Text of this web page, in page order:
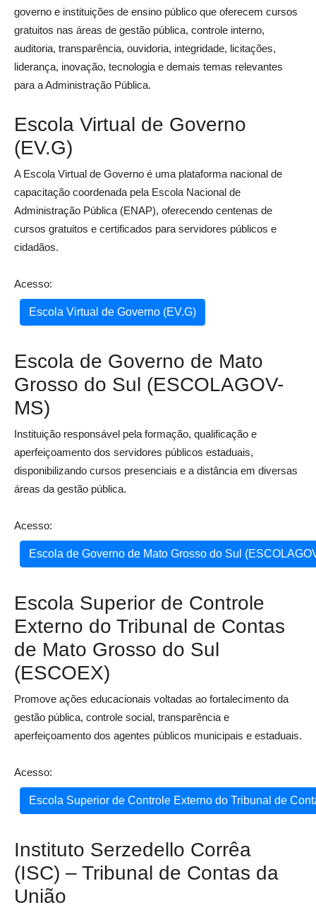
governo e instituições de ensino público que oferecem cursos
gratuitos nas áreas de gestão pública, controle interno,
auditoria, transparência, ouvidoria, integridade, licitações,
liderança, inovação, tecnologia e demais temas relevantes
para a Administração Pública.
Escola Virtual de Governo
(EV.G)
A Escola Virtual de Governo é uma plataforma nacional de
capacitação coordenada pela Escola Nacional de
Administração Pública (ENAP), oferecendo centenas de
cursos gratuitos e certificados para servidores públicos e
cidadãos.
Acesso:
Escola Virtual de Governo (EV.G)
Escola de Governo de Mato
Grosso do Sul (ESCOLAGOV-
MS)
Instituição responsável pela formação, qualificação e
aperfeiçoamento dos servidores públicos estaduais,
disponibilizando cursos presenciais e a distância em diversas
áreas da gestão pública.
Acesso:
Escola de Governo de Mato Grosso do Sul
Escola Superior de Controle
Externo do Tribunal de Contas
de Mato Grosso do Sul
(ESCOEX)
Promove ações educacionais voltadas ao fortalecimento da
gestão pública, controle social, transparência e
aperfeiçoamento dos agentes públicos municipais e estaduais.
Acesso:
Escola Superior de Controle Externo do Tribunal de
Instituto Serzedello Corrêa
(ISC) – Tribunal de Contas da
União